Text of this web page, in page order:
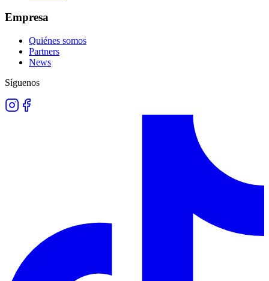
Empresa
Quiénes somos
Partners
News
Síguenos